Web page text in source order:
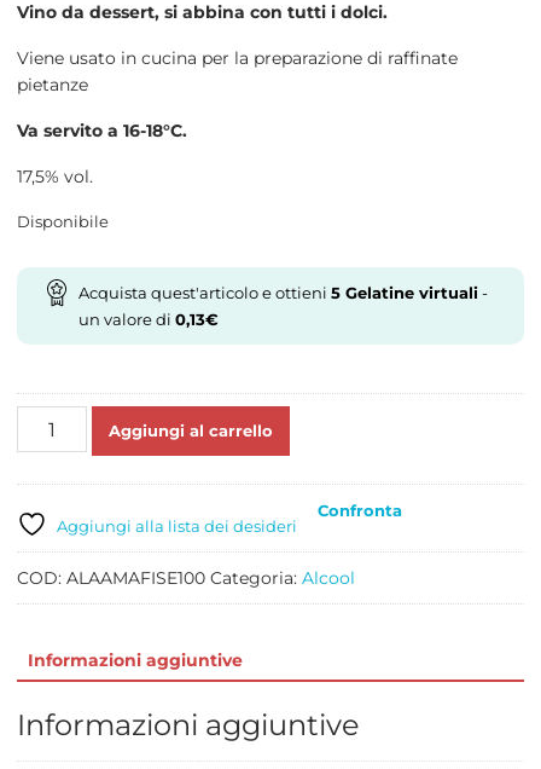
Vino da dessert, si abbina con tutti i dolci.
Viene usato in cucina per la preparazione di raffinate
pietanze
Va servito a 16-18°C.
17,5% vol.
Disponibile
Acquista quest'articolo e ottieni 5Gelatine virtuali-
un valore di 0,13€
MARSALA
1
quantità
Aggiungi al carrello
Aggiungi alla lista dei desideri
Confronta
COD: ALAAMAFISE100 Categoria: Alcool
Informazioni aggiuntive
Informazioni aggiuntive